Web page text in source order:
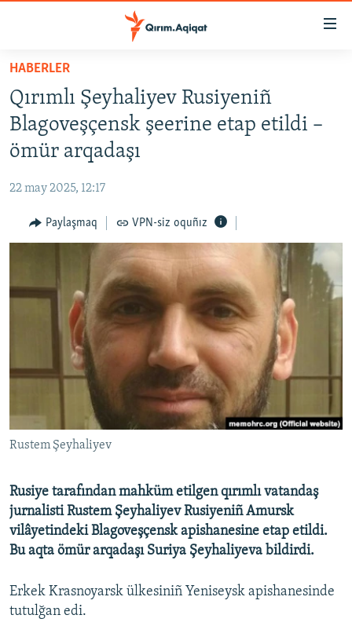
Esas
qaytmaq
Baş
navigatsiyağa
qaytmaq
Qıdıruvğa
qaytmaq
HABERLER
SİYASET
İQTİSADİYAT
MEDENİYET
İNSAN AQLARI
Русский
QOŞULIÑIZ!
RFE/RS bütün saytları
HABERLER
Qırımlı Şeyhaliyev Rusiyeniñ
Blagoveşçensk şeerine etap etildi –
ömür arqadaşı
22 may 2025, 12:17
Paylaşmaq VPN-siz oquñız
Rustem Şeyhaliyev
Rusiye tarafından mahküm etilgen qırımlı vatandaş
jurnalisti Rustem Şeyhaliyev Rusiyeniñ Amursk
vilâyetindeki Blagoveşçensk apishanesine etap etildi.
Bu aqta ömür arqadaşı Suriya Şeyhaliyeva bildirdi.
Erkek Krasnoyarsk ülkesiniñ Yeniseysk apishanesinde
tutulğan edi.